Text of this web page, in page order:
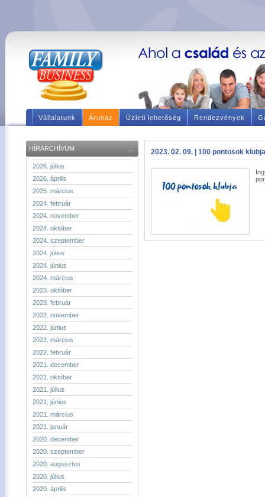
Vállalatunk Áruház Üzleti lehetőség Rendezvények
HÍRARCHÍVUM
2026. július
2026. április
2025. március
2024. február
2024. november
2024. október
2024. szeptember
2024. július
2024. június
2024. március
2023. október
2023. február
2022. november
2022. június
2022. március
2022. február
2021. december
2021. október
2021. július
2021. június
2021. március
2021. január
2020. december
2020. szeptember
2020. augusztus
2020. július
2020. április
2023. 02. 09. | 100 pontosok klubja